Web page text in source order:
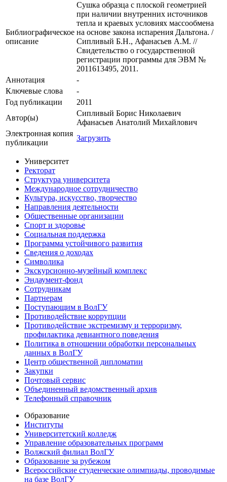
Библиографическое
описание
Сушка образца с плоской геометрией
при наличии внутренних источников
тепла и краевых условиях массообмена
на основе закона испарения Дальтона. /
Сипливый Б.Н., Афанасьев А.М. //
Свидетельство о государственной
регистрации программы для ЭВМ №
2011613495, 2011.
Аннотация
-
Ключевые cлова
-
Год публикации
2011
Автор(ы)
Сипливый Борис Николаевич
Афанасьев Анатолий Михайлович
Электронная копия
публикации
Загрузить
Университет
Ректорат
Структура университета
Международное сотрудничество
Культура, искусство, творчество
Направления деятельности
Общественные организации
Спорт и здоровье
Социальная поддержка
Программа устойчивого развития
Сведения о доходах
Символика
Экскурсионно-музейный комплекс
Эндаумент-фонд
Сотрудникам
Партнерам
Поступающим в ВолГУ
Противодействие коррупции
Противодействие экстремизму и терроризму,
профилактика девиантного поведения
Политика в отношении обработки персональных
данных в ВолГУ
Центр общественной дипломатии
Закупки
Почтовый сервис
Объединенный ведомственный архив
Телефонный справочник
Образование
Институты
Университетский колледж
Управление образовательных программ
Волжский филиал ВолГУ
Образование за рубежом
Всероссийские студенческие олимпиады, проводимые
на базе ВолГУ